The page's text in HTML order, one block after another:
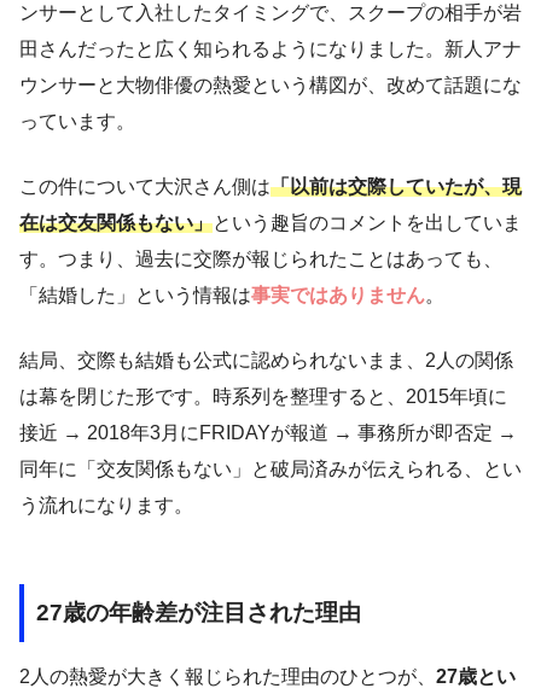
ンサーとして入社したタイミングで、スクープの相手が岩
田さんだったと広く知られるようになりました。新人アナ
ウンサーと大物俳優の熱愛という構図が、改めて話題にな
っています。
この件について大沢さん側は「以前は交際していたが、現
在は交友関係もない」という趣旨のコメントを出していま
す。つまり、過去に交際が報じられたことはあっても、
「結婚した」という情報は事実ではありません。
結局、交際も結婚も公式に認められないまま、2人の関係
は幕を閉じた形です。時系列を整理すると、2015年頃に
接近 → 2018年3月にFRIDAYが報道 → 事務所が即否定 →
同年に「交友関係もない」と破局済みが伝えられる、とい
う流れになります。
27歳の年齢差が注目された理由
2人の熱愛が大きく報じられた理由のひとつが、 27歳とい